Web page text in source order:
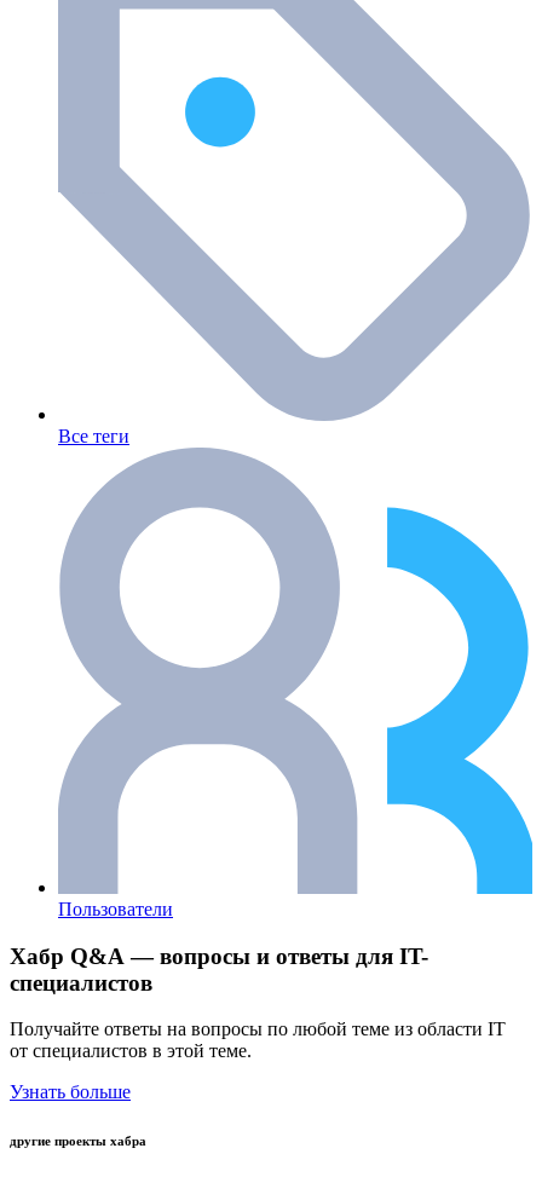
Все теги
Пользователи
Хабр Q&A — вопросы и ответы для IT-
специалистов
Получайте ответы на вопросы по любой теме из области IT
от специалистов в этой теме.
Узнать больше
другие проекты хабра